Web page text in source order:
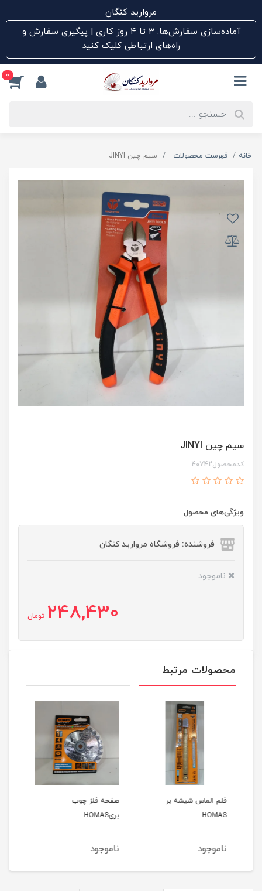
مروارید کنگان
آماده‌سازی سفارش‌ها: ۳ تا ۴ روز کاری | پیگیری سفارش و
راه‌های ارتباطی کلیک کنید
0
خانه فهرست محصولات سیم چین JINYI
سیم چین JINYI
کدمحصول40742
ویژگی‌های محصول
فروشنده: فروشگاه مروارید کنگان
ناموجود
248,430 تومان
محصولات مرتبط
قلم الماس شیشه بر
HOMAS
ناموجود
صفحه فلز چوب
بریHOMAS
ناموجود